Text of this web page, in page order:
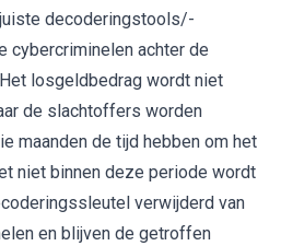
decoderingstools/-
cybercriminelen achter de
losgeldbedrag wordt niet
de slachtoffers worden
maanden de tijd hebben om het
niet binnen deze periode wordt
verwijderd van
en blijven de getroffen